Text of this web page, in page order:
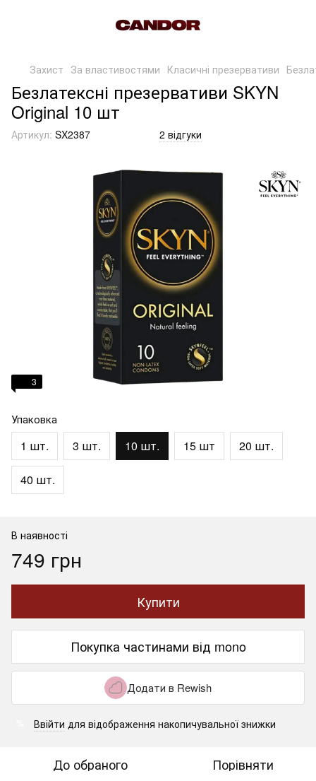
Захист За властивостями Класичні презервативи
Безлатексні презервативи SKYN
Original 10 шт
Артикул: SX2387 2 відгуки
3
Упаковка
1 шт. 3 шт. 10 шт. 15 шт 20 шт.
40 шт.
В наявності
749 грн
Купити
Покупка частинами від mono
Додати в Rewish
Ввійти для відображення накопичувальної знижки
До обраного Порівняти